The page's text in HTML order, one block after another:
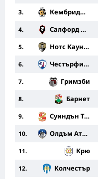
3. Кембридж Юнайтед
4. Салфорд Сити
5. Нотс Каунти
6. Честърфиелд
7. Гримзби
8. Барнет
9. Суиндън Таун
10. Олдъм Атлетик
11. Крю
12. Колчестър